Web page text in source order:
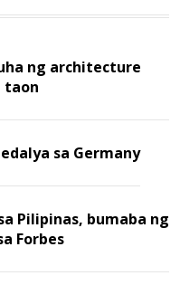
ng architecture
taon
sa Germany
Pilipinas, bumaba ng
Forbes